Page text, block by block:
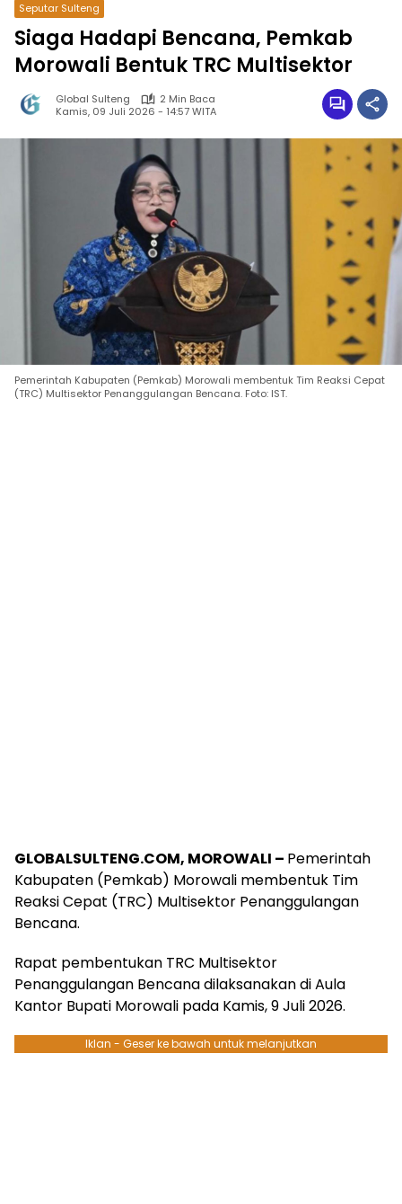
Seputar Sulteng
Siaga Hadapi Bencana, Pemkab
Morowali Bentuk TRC Multisektor
Global Sulteng
2 Min Baca
Kamis, 09 Juli 2026 - 14:57 WITA
Pemerintah Kabupaten (Pemkab) Morowali membentuk Tim Reaksi Cepat
(TRC) Multisektor Penanggulangan Bencana. Foto: IST.
GLOBALSULTENG.COM, MOROWALI – Pemerintah
Kabupaten (Pemkab) Morowali membentuk Tim
Reaksi Cepat (TRC) Multisektor Penanggulangan
Bencana.
Rapat pembentukan TRC Multisektor
Penanggulangan Bencana dilaksanakan di Aula
Kantor Bupati Morowali pada Kamis, 9 Juli 2026.
Iklan - Geser ke bawah untuk melanjutkan